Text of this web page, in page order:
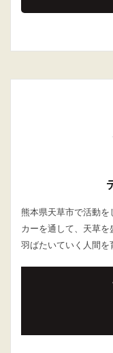
熊本県天草市で活動
カーを通して、天草を
羽ばたいていく人間を